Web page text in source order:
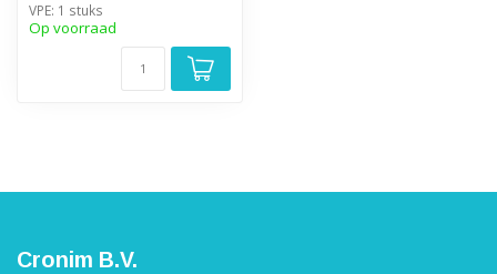
VPE: 1 stuks
Op voorraad
Cronim B.V.